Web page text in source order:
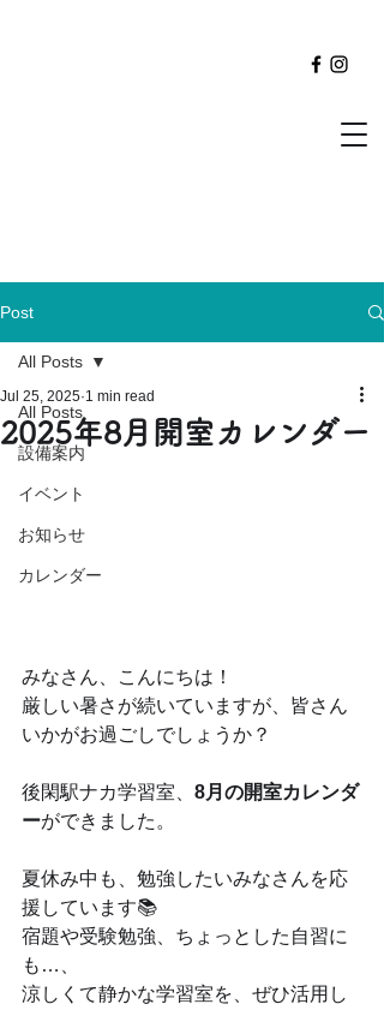
Post
All Posts
設備案内
イベント
お知らせ
カレンダー
All Posts
2025年8月開室カレンダー
Jul 25, 2025 1 min read
みなさん、こんにちは！
厳しい暑さが続いていますが、皆さん
いかがお過ごしでしょうか？
後閑駅ナカ学習室、 8月の開室カレンダ
ーができました。
夏休み中も、勉強したいみなさんを応
援しています📚
宿題や受験勉強、ちょっとした自習に
も…、
涼しくて静かな学習室を、ぜひ活用し